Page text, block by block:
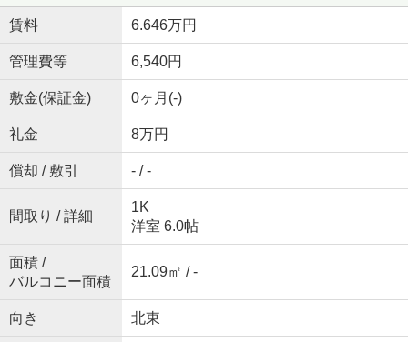
賃料 6.646万円
管理費等 6,540円
敷金(保証金) 0ヶ月(-)
礼金 8万円
償却 / 敷引 - / -
間取り / 詳細
1K
洋室 6.0帖
面積 /
バルコニー面積
21.09㎡ / -
向き 北東